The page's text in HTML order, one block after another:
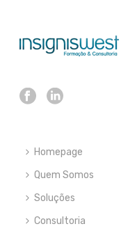
Homepage
Quem Somos
Soluções
Consultoria